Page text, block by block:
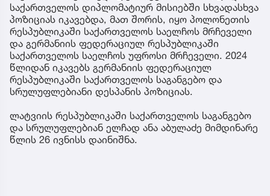
საქართველოს დიპლომატიურ მისიებში სხვადასხვა
პოზიციას იკავებდა, მათ შორის, იყო პოლონეთის
რესპუბლიკაში საქართველოს საელჩოს მრჩეველი
და გერმანიის ფედერაციულ რესპუბლიკაში
საქართველოს საელჩოს უფროსი მრჩეველი. 2024
წლიდან იკავებს გერმანიის ფედერაციულ
რესპუბლიკაში საქართველოს საგანგებო და
სრულუფლებიანი დესპანის პოზიციას.
ლატვიის რესპუბლიკაში საქართველოს საგანგებო
და სრულუფლებიან ელჩად ანა აბულაძე მიმდინარე
წლის 26 ივნისს დაინიშნა.